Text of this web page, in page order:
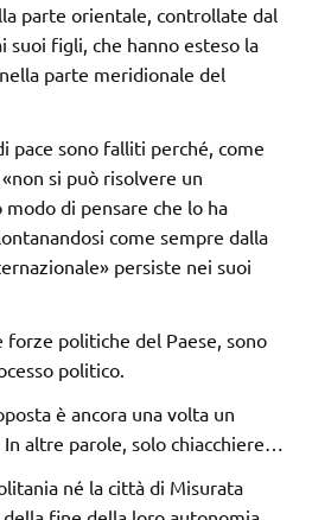
parte orientale, controllate dal
suoi figli, che hanno esteso la
parte meridionale del
sono falliti perché, come
si può risolvere un
di pensare che lo ha
come sempre dalla
persiste nei suoi
forze politiche del Paese, sono
politico.
è ancora una volta un
altre parole, solo chiacchiere…
né la città di Misurata